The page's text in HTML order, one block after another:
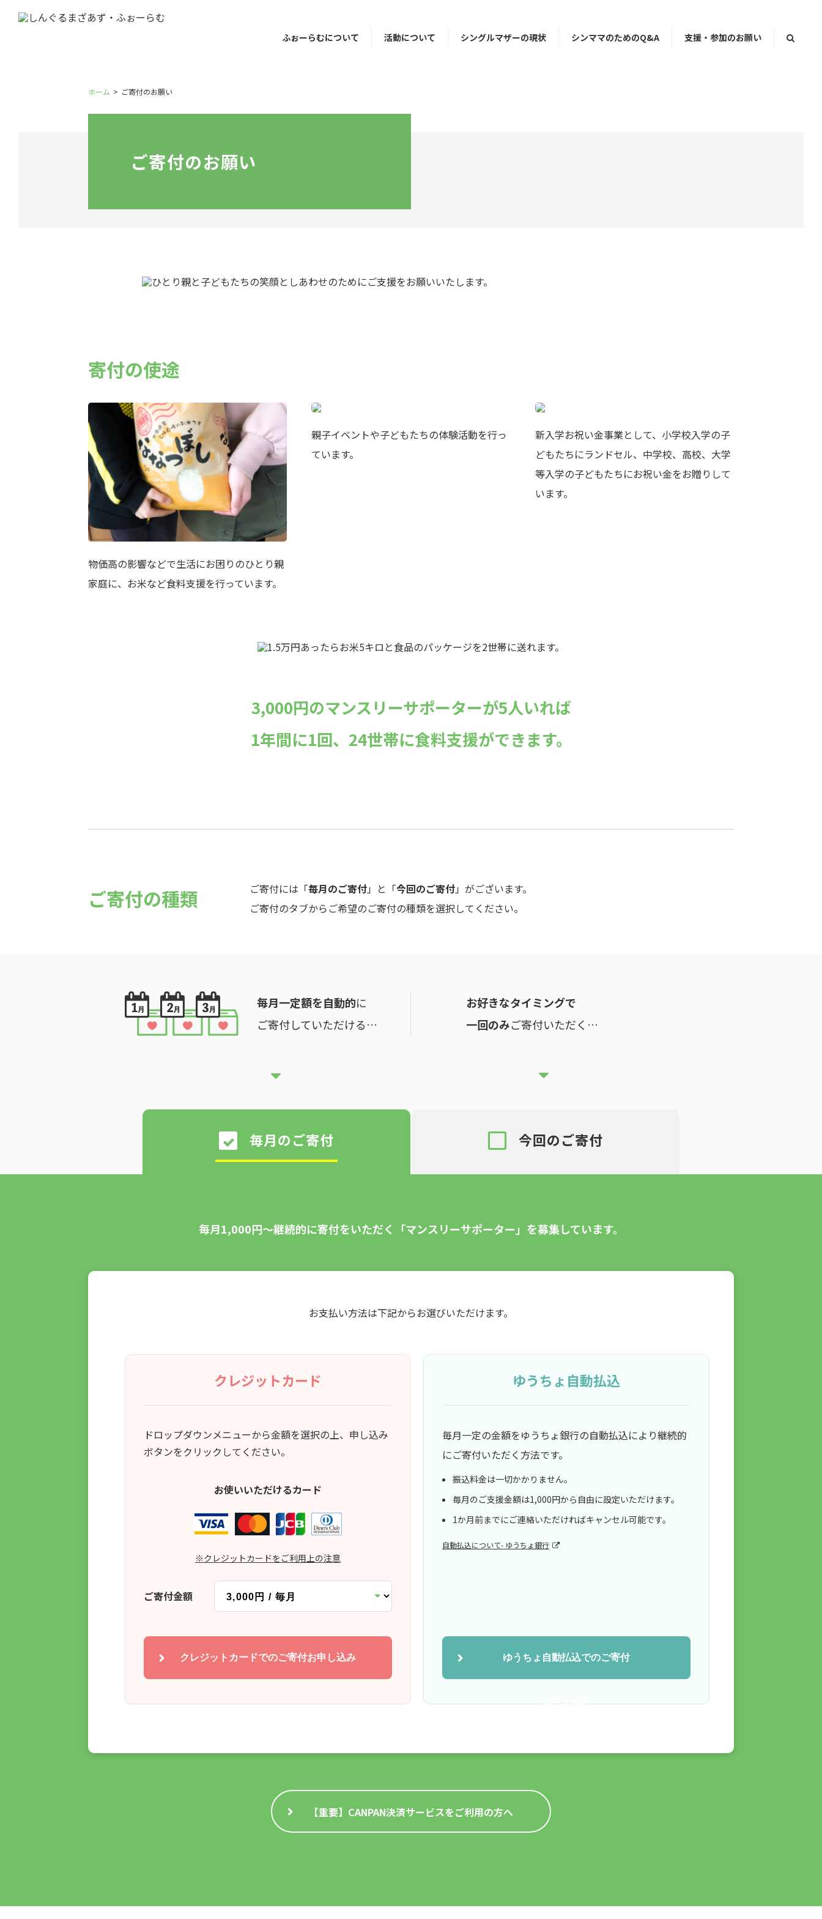
ふぉーらむについて 活動について シングルマザーの現状 シンママのためのQ&A 支援・参加のお願い
ホーム ご寄付のお願い
ご寄付のお願い
寄付の使途
物価高の影響などで生活にお困りのひとり親
家庭に、お米など食料支援を行っています。
親子イベントや子どもたちの体験活動を行っ
ています。
新入学お祝い金事業として、小学校入学の子
どもたちにランドセル、中学校、高校、大学
等入学の子どもたちにお祝い金をお贈りして
います。
3,000円のマンスリーサポーターが5人いれば
1年間に1回、24世帯に食料支援ができます。
ご寄付の種類 ご寄付には「毎月のご寄付」と「今回のご寄付」がございます。
ご寄付のタブからご希望のご寄付の種類を選択してください。
毎月一定額を自動的に
ご寄付していただける…
お好きなタイミングで
一回のみご寄付いただく…
毎月のご寄付 今回のご寄付
毎月1,000円〜継続的に寄付をいただく「マンスリーサポーター」を募集しています。
お支払い方法は下記からお選びいただけます。
クレジットカード
ドロップダウンメニューから金額を選択の上、申し込み
ボタンをクリックしてください。
お使いいただけるカード
※クレジットカードをご利用上の注意
ご寄付金額
クレジットカードでのご寄付お申し込み
ゆうちょ自動払込
毎月一定の金額をゆうちょ銀行の自動払込により継続的
にご寄付いただく方法です。
振込料金は一切かかりません。
毎月のご支援金額は1,000円から自由に設定いただけます。
1か月前までにご連絡いただければキャンセル可能です。
自動払込について- ゆうちょ銀行
ゆうちょ自動払込でのご寄付
【重要】CANPAN決済サービスをご利用の方へ
ファックス用申込書のダウンロード
FAX
03-6380-8411
Eメール
supporter@single-mama.com